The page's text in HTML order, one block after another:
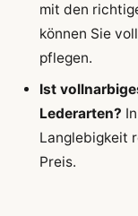
mit den
können Sie
pflegen.
Ist
Lederarten?
Langlebigkeit
Preis.